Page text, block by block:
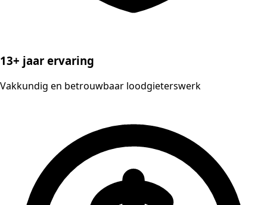
13+ jaar ervaring
Vakkundig en betrouwbaar loodgieterswerk